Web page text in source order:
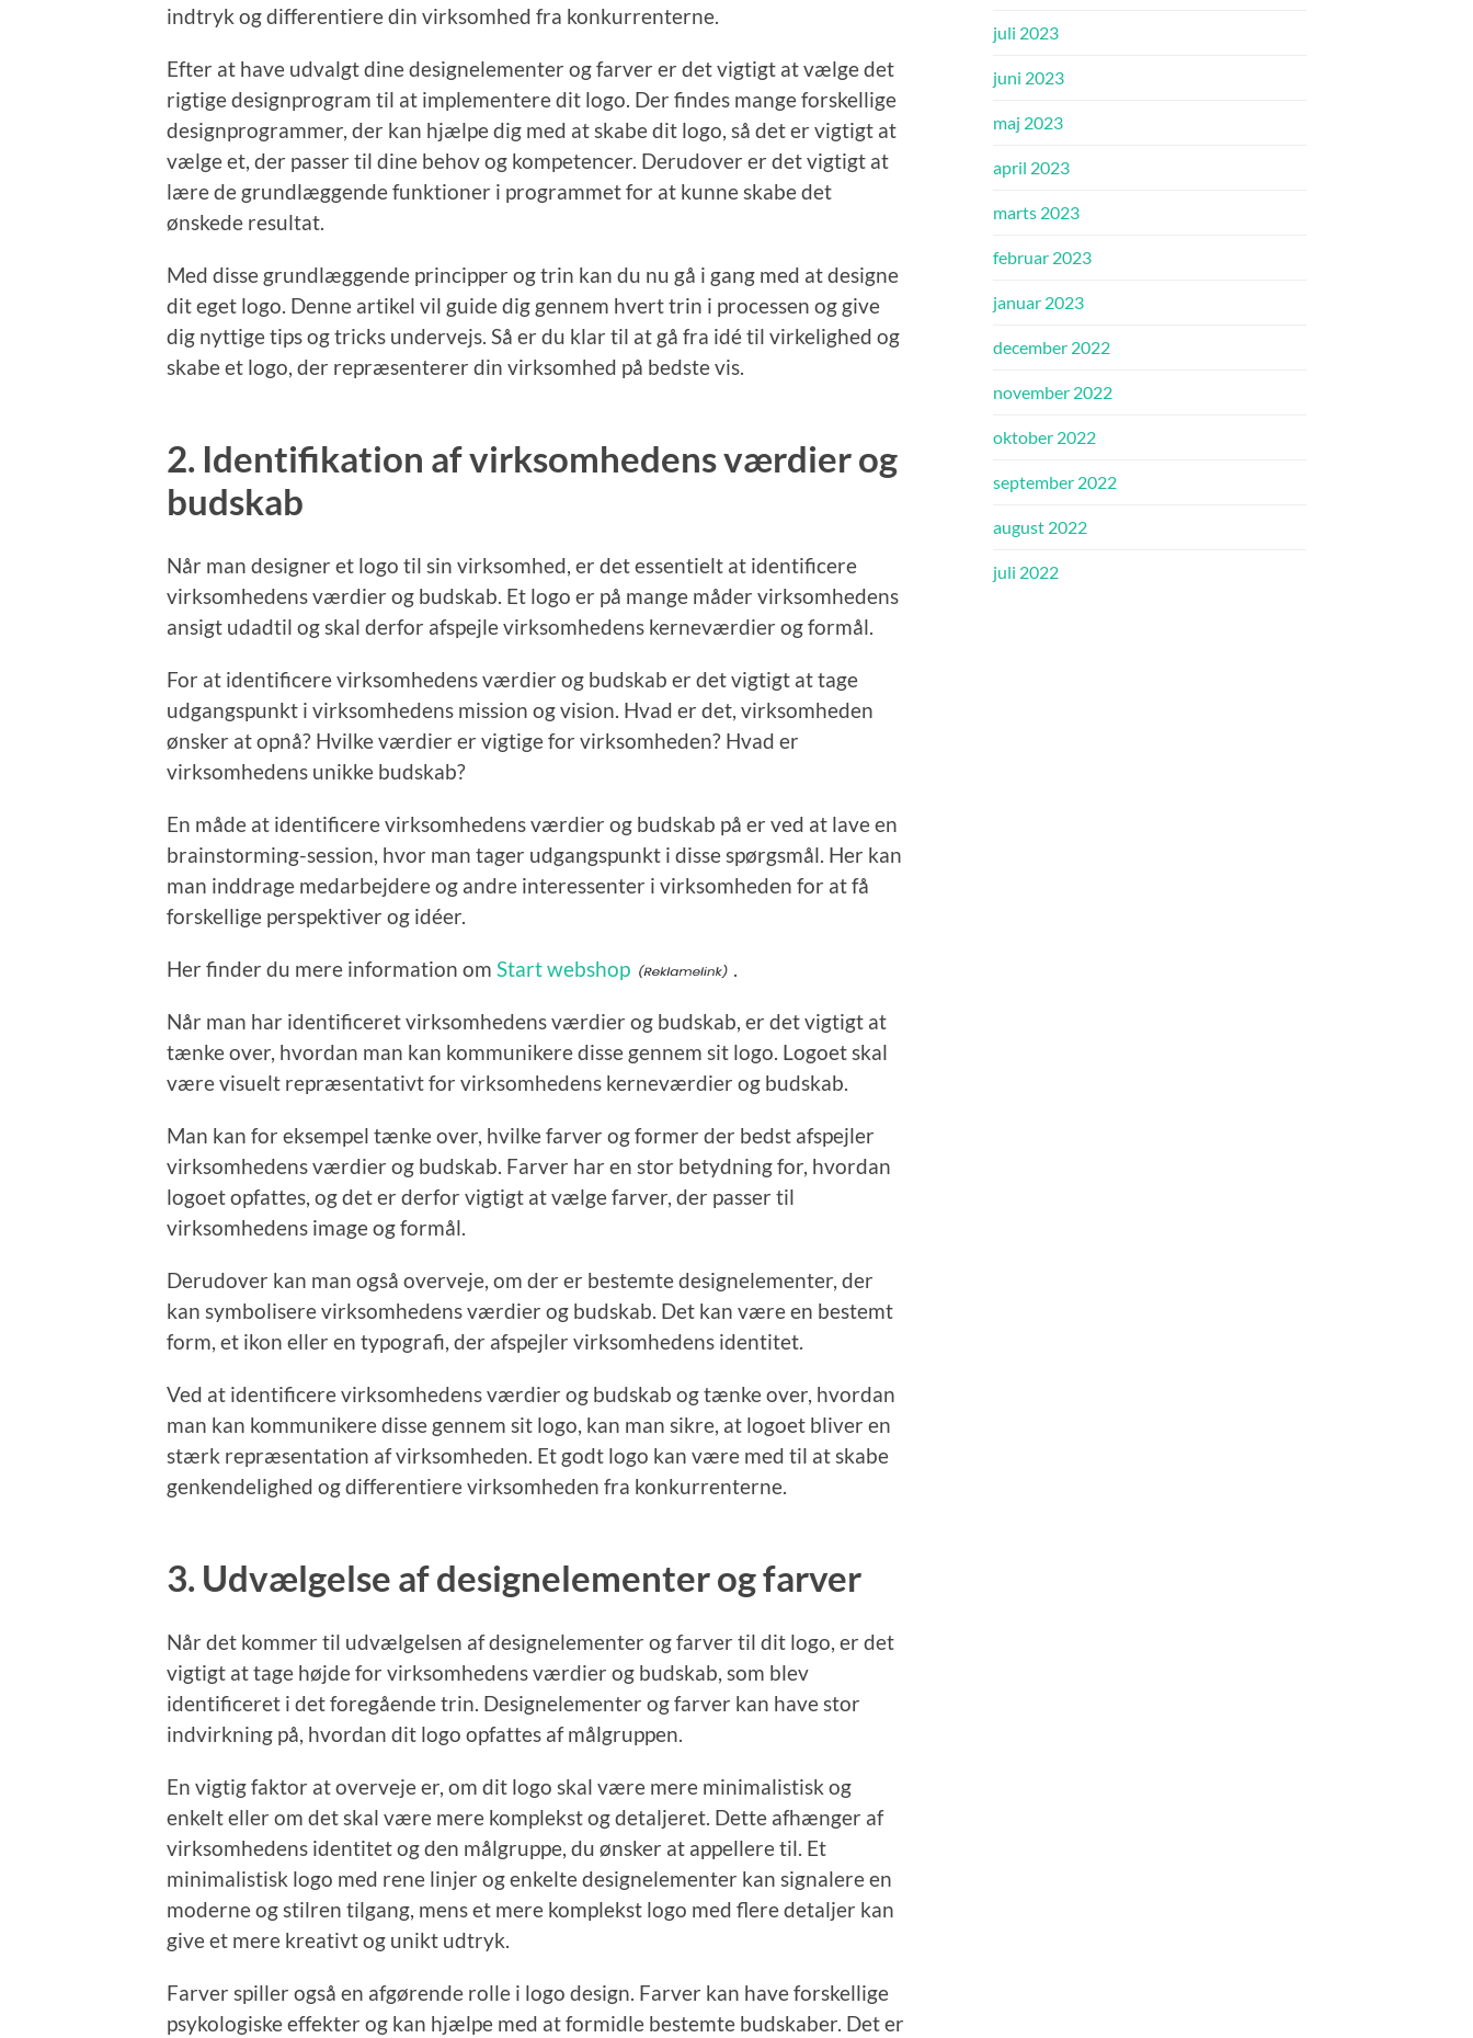
indtryk og differentiere din virksomhed fra konkurrenterne.
Efter at have udvalgt dine designelementer og farver er det vigtigt at vælge det
rigtige designprogram til at implementere dit logo. Der findes mange forskellige
designprogrammer, der kan hjælpe dig med at skabe dit logo, så det er vigtigt at
vælge et, der passer til dine behov og kompetencer. Derudover er det vigtigt at
lære de grundlæggende funktioner i programmet for at kunne skabe det
ønskede resultat.
Med disse grundlæggende principper og trin kan du nu gå i gang med at designe
dit eget logo. Denne artikel vil guide dig gennem hvert trin i processen og give
dig nyttige tips og tricks undervejs. Så er du klar til at gå fra idé til virkelighed og
skabe et logo, der repræsenterer din virksomhed på bedste vis.
2. Identifikation af virksomhedens værdier og
budskab
Når man designer et logo til sin virksomhed, er det essentielt at identificere
virksomhedens værdier og budskab. Et logo er på mange måder virksomhedens
ansigt udadtil og skal derfor afspejle virksomhedens kerneværdier og formål.
For at identificere virksomhedens værdier og budskab er det vigtigt at tage
udgangspunkt i virksomhedens mission og vision. Hvad er det, virksomheden
ønsker at opnå? Hvilke værdier er vigtige for virksomheden? Hvad er
virksomhedens unikke budskab?
En måde at identificere virksomhedens værdier og budskab på er ved at lave en
brainstorming-session, hvor man tager udgangspunkt i disse spørgsmål. Her kan
man inddrage medarbejdere og andre interessenter i virksomheden for at få
forskellige perspektiver og idéer.
Her finder du mere information om Start webshop .
Når man har identificeret virksomhedens værdier og budskab, er det vigtigt at
tænke over, hvordan man kan kommunikere disse gennem sit logo. Logoet skal
være visuelt repræsentativt for virksomhedens kerneværdier og budskab.
Man kan for eksempel tænke over, hvilke farver og former der bedst afspejler
virksomhedens værdier og budskab. Farver har en stor betydning for, hvordan
logoet opfattes, og det er derfor vigtigt at vælge farver, der passer til
virksomhedens image og formål.
Derudover kan man også overveje, om der er bestemte designelementer, der
kan symbolisere virksomhedens værdier og budskab. Det kan være en bestemt
form, et ikon eller en typografi, der afspejler virksomhedens identitet.
Ved at identificere virksomhedens værdier og budskab og tænke over, hvordan
man kan kommunikere disse gennem sit logo, kan man sikre, at logoet bliver en
stærk repræsentation af virksomheden. Et godt logo kan være med til at skabe
genkendelighed og differentiere virksomheden fra konkurrenterne.
3. Udvælgelse af designelementer og farver
Når det kommer til udvælgelsen af designelementer og farver til dit logo, er det
vigtigt at tage højde for virksomhedens værdier og budskab, som blev
identificeret i det foregående trin. Designelementer og farver kan have stor
indvirkning på, hvordan dit logo opfattes af målgruppen.
En vigtig faktor at overveje er, om dit logo skal være mere minimalistisk og
enkelt eller om det skal være mere komplekst og detaljeret. Dette afhænger af
virksomhedens identitet og den målgruppe, du ønsker at appellere til. Et
minimalistisk logo med rene linjer og enkelte designelementer kan signalere en
moderne og stilren tilgang, mens et mere komplekst logo med flere detaljer kan
give et mere kreativt og unikt udtryk.
Farver spiller også en afgørende rolle i logo design. Farver kan have forskellige
psykologiske effekter og kan hjælpe med at formidle bestemte budskaber. Det er
juli 2023
juni 2023
maj 2023
april 2023
marts 2023
februar 2023
januar 2023
december 2022
november 2022
oktober 2022
september 2022
august 2022
juli 2022